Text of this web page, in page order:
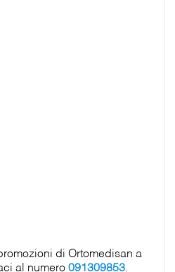
di Ortomedisan a
al numero091309853.